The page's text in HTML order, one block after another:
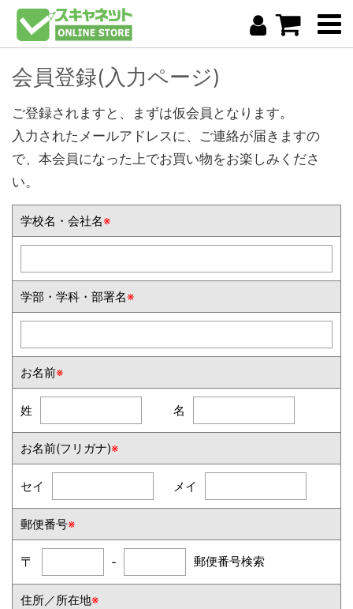
会員登録(入力ページ)
ご登録されますと、まずは仮会員となります。
入力されたメールアドレスに、ご連絡が届きますの
で、本会員になった上でお買い物をお楽しみくださ
い。
学校名・会社名※
学部・学科・部署名※
お名前※
姓 名
お名前(フリガナ)※
セイ メイ
郵便番号※
〒 - 郵便番号検索
住所／所在地※